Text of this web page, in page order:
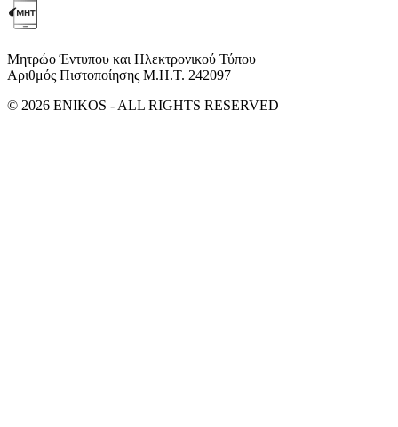
Μητρώο Έντυπου και Ηλεκτρονικού Τύπου
Αριθμός Πιστοποίησης Μ.Η.Τ. 242097
© 2026 ENIKOS - ALL RIGHTS RESERVED